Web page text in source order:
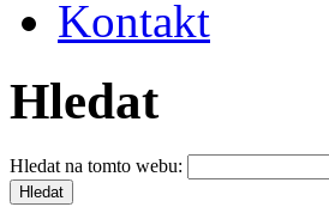
Kontakt
Hledat
Hledat na tomto webu: